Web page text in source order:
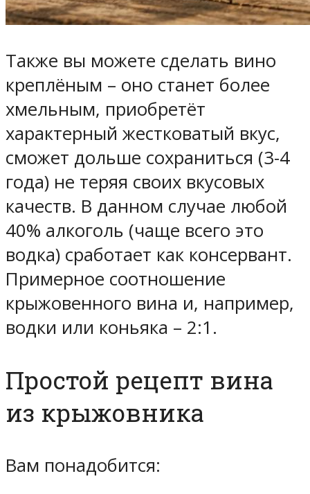
Также вы можете сделать вино
креплёным – оно станет более
хмельным, приобретёт
характерный жестковатый вкус,
сможет дольше сохраниться (3-4
года) не теряя своих вкусовых
качеств. В данном случае любой
40% алкоголь (чаще всего это
водка) сработает как консервант.
Примерное соотношение
крыжовенного вина и, например,
водки или коньяка – 2:1.
Простой рецепт вина
из крыжовника
Вам понадобится: